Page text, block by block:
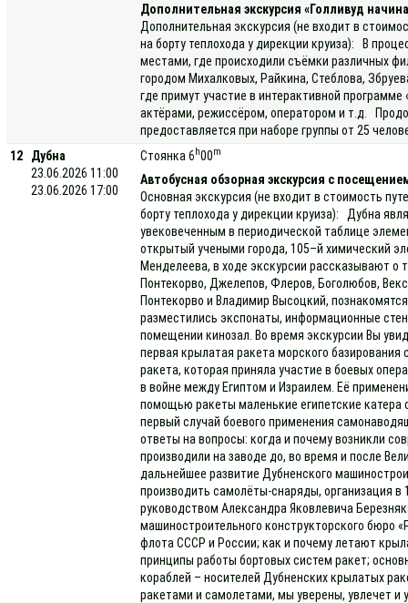
Дополнительная экскурсия «Голливуд
Дополнительная экскурсия (не входит в
на борту теплохода у дирекции круиза): В
местами, где происходили съёмки различных
городом Михалковых, Райкина, Стеблова,
где примут участие в интерактивной
актёрами, режиссёром, оператором и т.д.
предоставляется при наборе группы от 25
12
Дубна
23.06.2026 11:00
23.06.2026 17:00
Стоянка 6 h00m
Автобусная обзорная экскурсия с
Основная экскурсия (не входит в стоимость
борту теплохода у дирекции круиза): Дубна
увековеченным в периодической таблице
открытый учеными города, 105–й химический
Менделеева, в ходе экскурсии рассказывают о
Понтекорво, Джелепов, Флеров, Боголюбов,
Понтекорво и Владимир Высоцкий,
разместились экспонаты, информационные
помещении кинозал. Во время экскурсии Вы
первая крылатая ракета морского
ракета, которая приняла участие в боевых
в войне между Египтом и Израилем. Её
помощью ракеты маленькие египетские катера
первый случай боевого применения
ответы на вопросы: когда и почему возникли
производили на заводе до, во время и после
дальнейшее развитие Дубненского
производить самолёты-снаряды, организация
руководством Александра Яковлевича
машиностроительного конструкторского бюро
флота СССР и России; как и почему летают
принципы работы бортовых систем ракет;
кораблей – носителей Дубненских крылатых
ракетами и самолетами, мы уверены, увлечет и